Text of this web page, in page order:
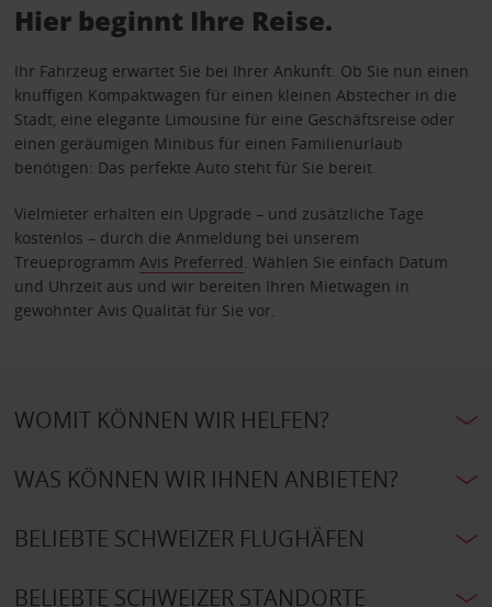
Hier beginnt Ihre Reise.
Ihr Fahrzeug erwartet Sie bei Ihrer Ankunft. Ob Sie nun einen
knuffigen Kompaktwagen für einen kleinen Abstecher in die
Stadt, eine elegante Limousine für eine Geschäftsreise oder
einen geräumigen Minibus für einen Familienurlaub
benötigen: Das perfekte Auto steht für Sie bereit.
Vielmieter erhalten ein Upgrade – und zusätzliche Tage
kostenlos – durch die Anmeldung bei unserem
Treueprogramm Avis Preferred . Wählen Sie einfach Datum
und Uhrzeit aus und wir bereiten Ihren Mietwagen in
gewohnter Avis Qualität für Sie vor.
WOMIT KÖNNEN WIR HELFEN?
WAS KÖNNEN WIR IHNEN ANBIETEN?
BELIEBTE SCHWEIZER FLUGHÄFEN
BELIEBTE SCHWEIZER STANDORTE